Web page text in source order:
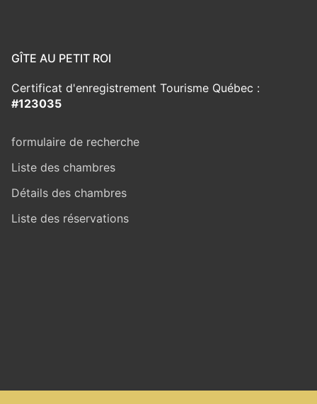
GÎTE AU PETIT ROI
Certificat d'enregistrement Tourisme Québec :
#123035
formulaire de recherche
Liste des chambres
Détails des chambres
Liste des réservations